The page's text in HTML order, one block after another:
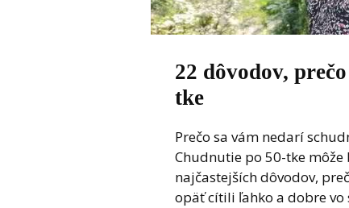
22 dôvodov,
tke
Prečo sa vám nedarí
Chudnutie po 50-tke môže
najčastejších dôvodov,
opäť cítili ľahko a dobre vo